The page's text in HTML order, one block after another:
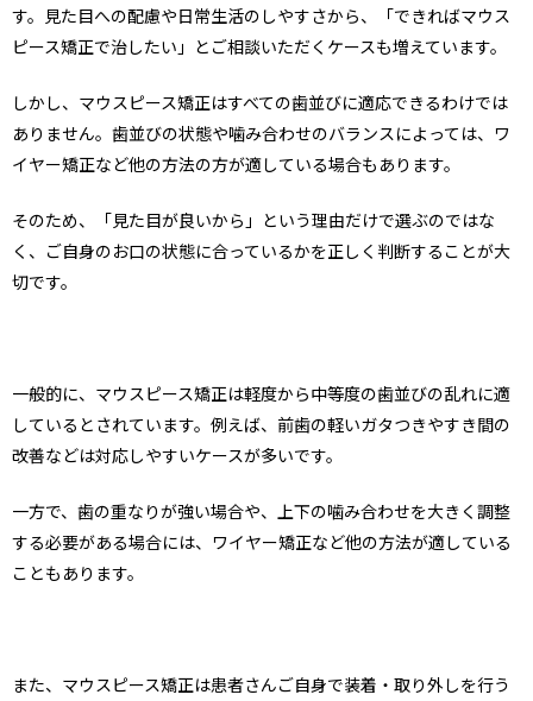
TEL 045-953-1321 1分でWeb予約
す。見た目への配慮や日常生活のしやすさから、「できればマウス
ピース矯正で治したい」とご相談いただくケースも増えています。
しかし、マウスピース矯正はすべての歯並びに適応できるわけでは
ありません。歯並びの状態や噛み合わせのバランスによっては、ワ
イヤー矯正など他の方法の方が適している場合もあります。
そのため、「見た目が良いから」という理由だけで選ぶのではな
く、ご自身のお口の状態に合っているかを正しく判断することが大
切です。
一般的に、マウスピース矯正は軽度から中等度の歯並びの乱れに適
しているとされています。例えば、前歯の軽いガタつきやすき間の
改善などは対応しやすいケースが多いです。
一方で、歯の重なりが強い場合や、上下の噛み合わせを大きく調整
する必要がある場合には、ワイヤー矯正など他の方法が適している
こともあります。
また、マウスピース矯正は患者さんご自身で装着・取り外しを行う